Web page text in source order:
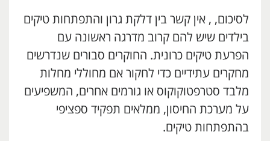
לסיכום, , אין קשר בין דלקת גרון והתפתחות טיקים
בילדים שיש להם קרוב מדרגה ראשונה עם
הפרעת טיקים כרונית. החוקרים סבורים שנדרשים
מחקרים עתידיים כדי לחקור אם מחוללי מחלות
מלבד סטרפטוקוקוס או גורמים אחרים, המשפיעים
על מערכת החיסון, ממלאים תפקיד ספציפי
בהתפתחות טיקים.